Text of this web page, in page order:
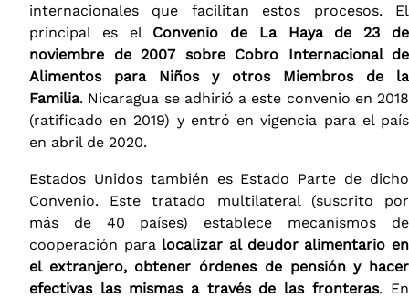
internacionales que facilitan estos procesos. El
principal es el Convenio de La Haya de 23 de
noviembre de 2007 sobre Cobro Internacional de
Alimentos para Niños y otros Miembros de la
Familia. Nicaragua se adhirió a este convenio en 2018
(ratificado en 2019) y entró en vigencia para el país
en abril de 2020​.
Estados Unidos también es Estado Parte de dicho
Convenio. Este tratado multilateral (suscrito por
más de 40 países) establece mecanismos de
cooperación para localizar al deudor alimentario en
el extranjero, obtener órdenes de pensión y hacer
efectivas las mismas a través de las fronteras. En